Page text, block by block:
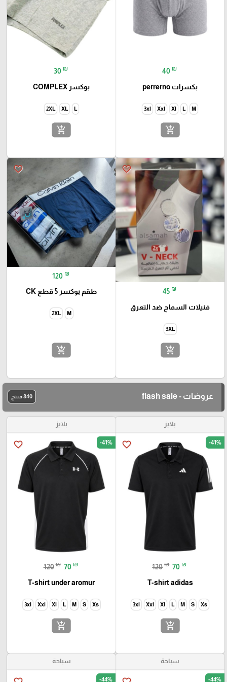
40 ₪
بكسرات perrerno
M
L
Xl
Xxl
3xl
add_shopping_cart
30 ₪
بوكسر COMPLEX
L
XL
2XL
add_shopping_cart
favorite_border
45 ₪
فنيلات السماح ضد التعرق
3XL
add_shopping_cart
favorite_border
120 ₪
طقم بوكسر 5 قطع CK
M
2XL
add_shopping_cart
عروضات - flash sale 840 منتج
بلايز
favorite_border -41%
120 ₪ 70 ₪
T-shirt adidas
Xs
S
M
L
Xl
Xxl
3xl
add_shopping_cart
بلايز
favorite_border -41%
120 ₪ 70 ₪
T-shirt under aromur
Xs
S
M
L
Xl
Xxl
3xl
add_shopping_cart
سباحة
-44%
سباحة
-44%